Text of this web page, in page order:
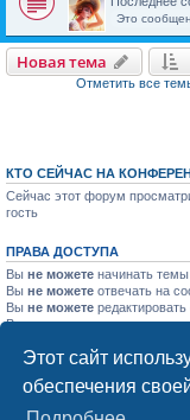
Этот сайт
обеспечения
Это
Новая тема
Отметить все
КТО СЕЙЧАС НА
Сейчас этот форум
гость
ПРАВА ДОСТУПА
Вы не можете начинать темы
Вы не можете отвечать на
Вы не можете
Выне можетеудалять свои
Главная страница